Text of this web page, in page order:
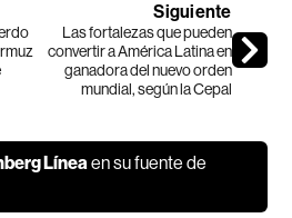
Siguiente
Las fortalezas que pueden
convertir a América Latina en
ganadora del nuevo orden
mundial, según la Cepal
Líneaen su fuente de